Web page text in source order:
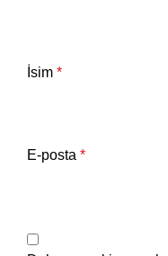
İsim *
E-posta *